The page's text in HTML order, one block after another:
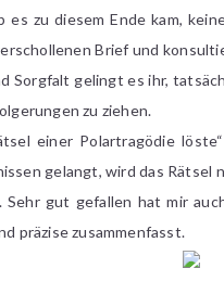
es zu diesem Ende kam,
Brief und
Sorgfalt gelingt es ihr,
zu ziehen.
einer Polartragödie
gelangt, wird das
Sehr gut gefallen hat mir
präzise zusammenfasst.